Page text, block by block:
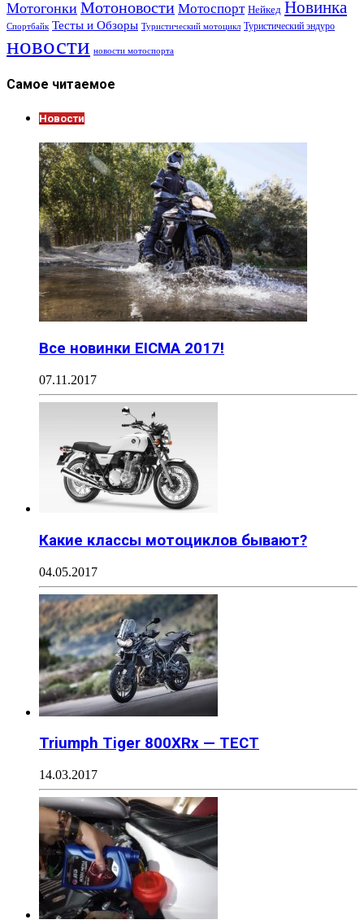
Мотогонки Мотоновости Мотоспорт Нейкед Новинка
Спортбайк Тесты и Обзоры Туристический мотоцикл Туристический эндуро
новости новости мотоспорта
Самое читаемое
Новости
Все новинки EICMA 2017!
07.11.2017
Какие классы мотоциклов бывают?
04.05.2017
Triumph Tiger 800XRx — ТЕСТ
14.03.2017